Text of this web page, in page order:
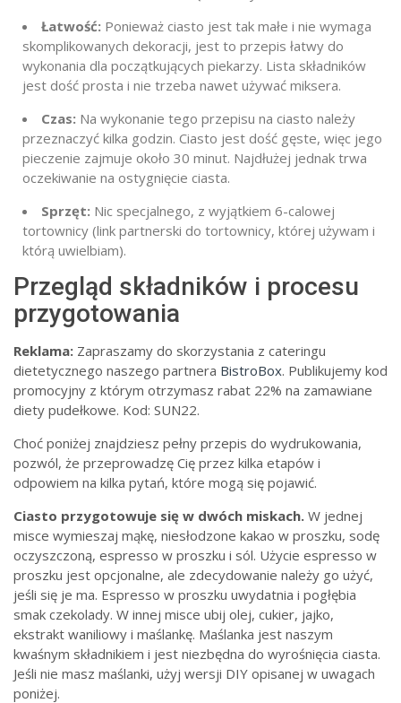
Łatwość: Ponieważ ciasto jest tak małe i nie wymaga
skomplikowanych dekoracji, jest to przepis łatwy do
wykonania dla początkujących piekarzy. Lista składników
jest dość prosta i nie trzeba nawet używać miksera.
Czas: Na wykonanie tego przepisu na ciasto należy
przeznaczyć kilka godzin. Ciasto jest dość gęste, więc jego
pieczenie zajmuje około 30 minut. Najdłużej jednak trwa
oczekiwanie na ostygnięcie ciasta.
Sprzęt: Nic specjalnego, z wyjątkiem 6-calowej
tortownicy (link partnerski do tortownicy, której używam i
którą uwielbiam).
Przegląd składników i procesu
przygotowania
Reklama: Zapraszamy do skorzystania z cateringu
dietetycznego naszego partnera BistroBox. Publikujemy kod
promocyjny z którym otrzymasz rabat 22% na zamawiane
diety pudełkowe. Kod: SUN22.
Choć poniżej znajdziesz pełny przepis do wydrukowania,
pozwól, że przeprowadzę Cię przez kilka etapów i
odpowiem na kilka pytań, które mogą się pojawić.
Ciasto przygotowuje się w dwóch miskach. W jednej
misce wymieszaj mąkę, niesłodzone kakao w proszku, sodę
oczyszczoną, espresso w proszku i sól. Użycie espresso w
proszku jest opcjonalne, ale zdecydowanie należy go użyć,
jeśli się je ma. Espresso w proszku uwydatnia i pogłębia
smak czekolady. W innej misce ubij olej, cukier, jajko,
ekstrakt waniliowy i maślankę. Maślanka jest naszym
kwaśnym składnikiem i jest niezbędna do wyrośnięcia ciasta.
Jeśli nie masz maślanki, użyj wersji DIY opisanej w uwagach
poniżej.